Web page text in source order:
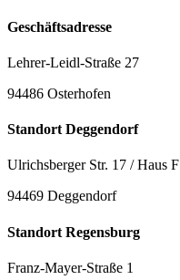
Geschäftsadresse
Lehrer-Leidl-Straße 27
94486 Osterhofen
Standort Deggendorf
Ulrichsberger Str. 17 / Haus F
94469 Deggendorf
Standort Regensburg
Franz-Mayer-Straße 1